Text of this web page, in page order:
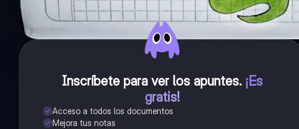
Inscríbete para ver los apuntes. ¡Es
gratis!
Acceso a todos los documentos
Mejora tus notas